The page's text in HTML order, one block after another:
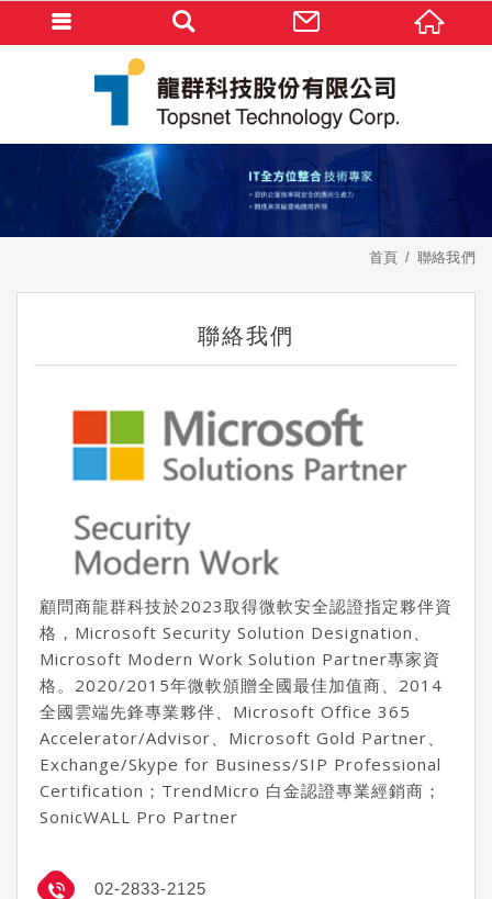
首頁 聯絡我們
聯絡我們
顧問商龍群科技於2023取得微軟安全認證指定夥伴資
格，Microsoft Security Solution Designation、
Microsoft Modern Work Solution Partner專家資
格。2020/2015年微軟頒贈全國最佳加值商、2014
全國雲端先鋒專業夥伴、Microsoft Office 365
Accelerator/Advisor、Microsoft Gold Partner、
Exchange/Skype for Business/SIP Professional
Certification；TrendMicro 白金認證專業經銷商；
SonicWALL Pro Partner
02-2833-2125